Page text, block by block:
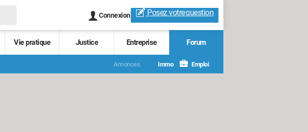
Connexion Posez votrequestion
Vie pratique Justice Entreprise Forum
Annonces Immo Emploi